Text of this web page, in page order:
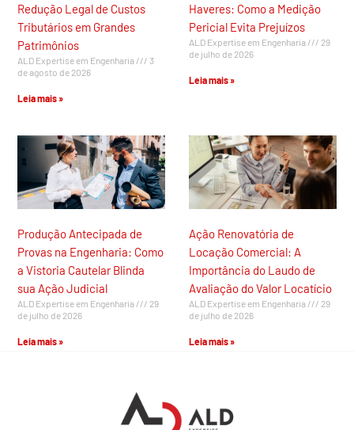
Redução Legal de Custos
Tributários em Grandes
Patrimônios
ALD Expertise em Engenharia
3
de agosto de 2026
Leia mais »
Haveres: Como a Medição
Pericial Evita Prejuízos
ALD Expertise em Engenharia
29
de julho de 2026
Leia mais »
Produção Antecipada de
Provas na Engenharia: Como
a Vistoria Cautelar Blinda
sua Ação Judicial
ALD Expertise em Engenharia
29
de julho de 2026
Leia mais »
Ação Renovatória de
Locação Comercial: A
Importância do Laudo de
Avaliação do Valor Locatício
ALD Expertise em Engenharia
29
de julho de 2026
Leia mais »